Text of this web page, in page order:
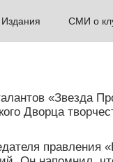
Издания СМИ о
«Звезда
Дворца
правления